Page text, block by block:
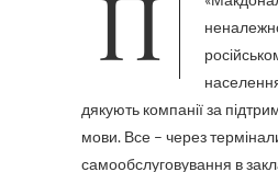
Поки одні звинувачують
дякують компанії за
мови. Все – через
самообслуговування в